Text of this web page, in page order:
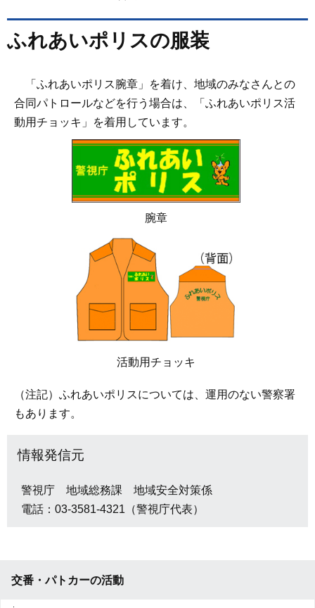
ふれあいポリスの服装
「ふれあいポリス腕章」を着け、地域のみなさんとの
合同パトロールなどを行う場合は、「ふれあいポリス活
動用チョッキ」を着用しています。
腕章
活動用チョッキ
（注記）ふれあいポリスについては、運用のない警察署
もあります。
情報発信元
警視庁 地域総務課 地域安全対策係
電話：03-3581-4321（警視庁代表）
交番・パトカーの活動